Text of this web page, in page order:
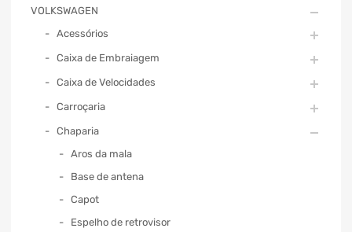
VOLKSWAGEN
Acessórios
Caixa de Embraiagem
Caixa de Velocidades
Carroçaria
Chaparia
Aros da mala
Base de antena
Capot
Espelho de retrovisor